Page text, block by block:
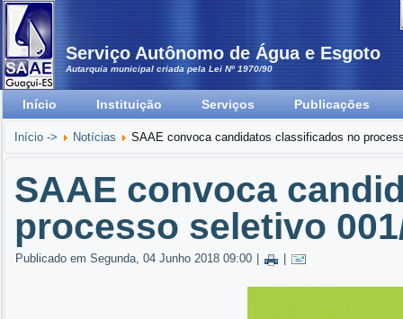
Serviço Autônomo de Água e Esgoto
Autarquia municipal criada pela Lei Nº 1970/90
Início Instituição Serviços Publicações
Início -> Notícias SAAE convoca candidatos classificados no
SAAE convoca
processo seletivo
Publicado em Segunda, 04 Junho 2018 09:00